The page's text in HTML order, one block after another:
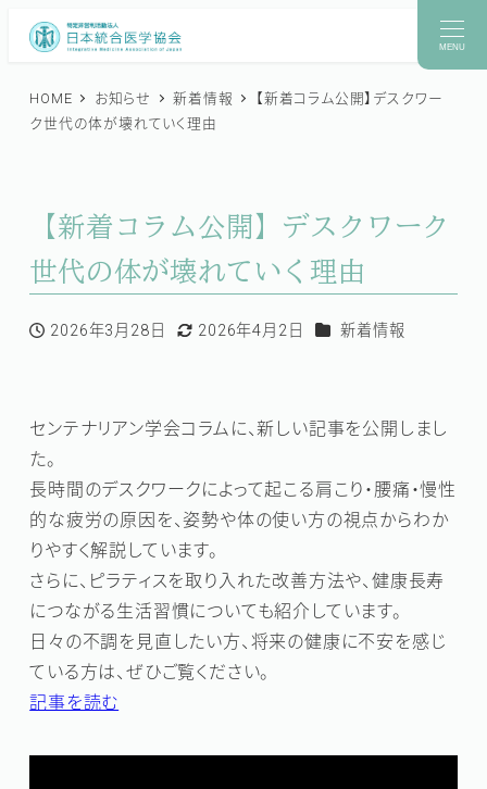
MENU
HOME お知らせ 新着情報
【新着コラム公開】デスクワー
ク世代の体が壊れていく理由
【新着コラム公開】デスクワーク
世代の体が壊れていく理由
投稿日
2026年3月28日
更新日
2026年4月2日 カテゴリー
新着情報
センテナリアン学会コラムに、新しい記事を公開しまし
た。
長時間のデスクワークによって起こる肩こり・腰痛・慢性
的な疲労の原因を、姿勢や体の使い方の視点からわか
りやすく解説しています。
さらに、ピラティスを取り入れた改善方法や、健康長寿
につながる生活習慣についても紹介しています。
日々の不調を見直したい方、将来の健康に不安を感じ
ている方は、ぜひご覧ください。
記事を読む